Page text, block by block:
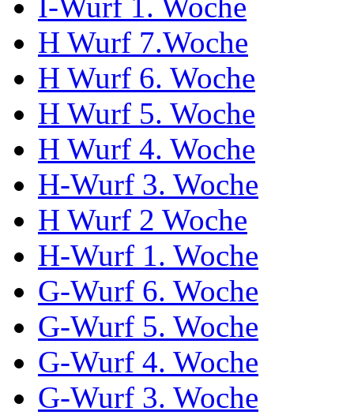
H Wurf 7.Woche
H Wurf 6. Woche
H Wurf 5. Woche
H Wurf 4. Woche
H-Wurf 3. Woche
H Wurf 2 Woche
H-Wurf 1. Woche
G-Wurf 6. Woche
G-Wurf 5. Woche
G-Wurf 4. Woche
G-Wurf 3. Woche